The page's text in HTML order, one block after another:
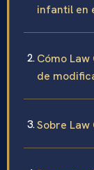
infantil en
Cómo Law
de
Sobre Law